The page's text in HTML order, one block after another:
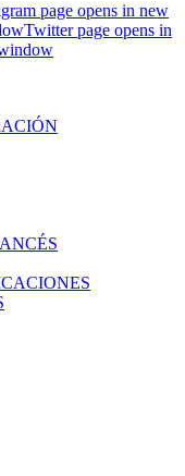
page opens in new
Twitter page opens in